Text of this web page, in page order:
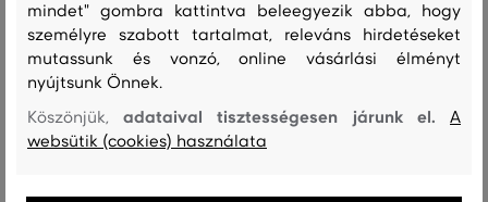
mindet" gombra kattintva beleegyezik abba, hogy
személyre szabott tartalmat, releváns hirdetéseket
mutassunk és vonzó, online vásárlási élményt
nyújtsunk Önnek.
Köszönjük,adataival tisztességesen járunk el.A
websütik (cookies) használata